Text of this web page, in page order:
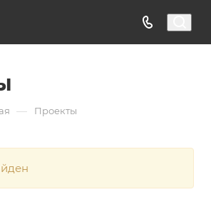
— Проекты